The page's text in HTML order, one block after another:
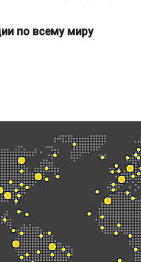
по всему миру